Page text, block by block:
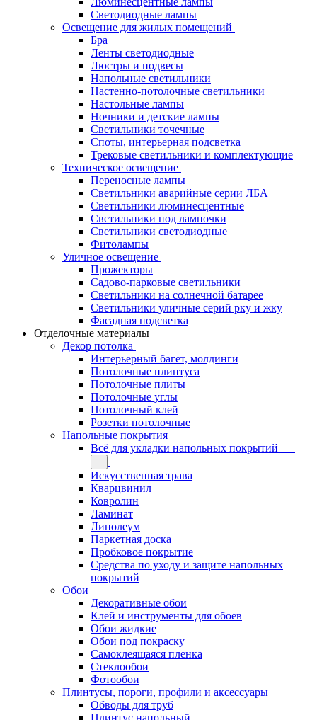
Светодиодные лампы
Освещение для жилых помещений
Бра
Ленты светодиодные
Люстры и подвесы
Напольные светильники
Настенно-потолочные светильники
Настольные лампы
Ночники и детские лампы
Светильники точечные
Споты, интерьерная подсветка
Трековые светильники и комплектующие
Техническое освещение
Переносные лампы
Светильники аварийные серии ЛБА
Светильники люминесцентные
Светильники под лампочки
Светильники светодиодные
Фитолампы
Уличное освещение
Прожекторы
Садово-парковые светильники
Светильники на солнечной батарее
Светильники уличные серий рку и жку
Фасадная подсветка
Отделочные материалы
Декор потолка
Интерьерный багет, молдинги
Потолочные плинтуса
Потолочные плиты
Потолочные углы
Потолочный клей
Розетки потолочные
Напольные покрытия
Всё для укладки напольных покрытий
Искусственная трава
Кварцвинил
Ковролин
Ламинат
Линолеум
Паркетная доска
Пробковое покрытие
Средства по уходу и защите напольных
покрытий
Обои
Декоративные обои
Клей и инструменты для обоев
Обои жидкие
Обои под покраску
Самоклеящаяся пленка
Стеклообои
Фотообои
Плинтусы, пороги, профили и аксессуары
Обводы для труб
Плинтус напольный